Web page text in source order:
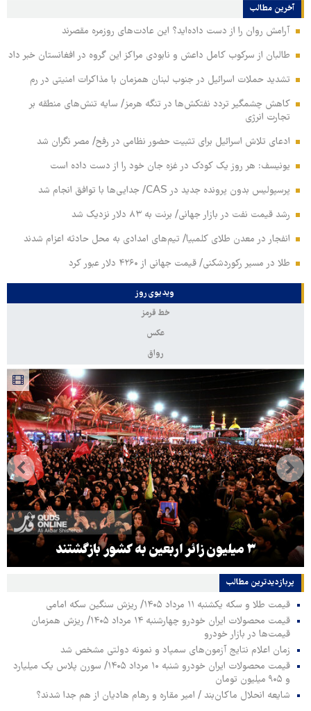
آخرین مطالب
آرامش روان را از دست داده‌اید؟ این عادت‌های روزمره مقصرند
طالبان از سرکوب کامل داعش و نابودی مراکز این گروه در افغانستان خبر داد
تشدید حملات اسرائیل در جنوب لبنان همزمان با مذاکرات امنیتی در رم
کاهش چشمگیر تردد نفتکش‌ها در تنگه هرمز/ سایه تنش‌های منطقه بر
تجارت انرژی
ادعای تلاش اسرائیل برای تثبیت حضور نظامی در رفح/ مصر نگران شد
یونیسف: هر روز یک کودک در غزه جان خود را از دست داده است
پرسپولیس بدون پرونده جدید در CAS/ جدایی‌ها با توافق انجام شد
رشد قیمت نفت در بازار جهانی/ برنت به ۸۳ دلار نزدیک شد
انفجار در معدن طلای کلمبیا/ تیم‌های امدادی به محل حادثه اعزام شدند
طلا در مسیر رکوردشکنی/ قیمت جهانی از ۴۲۶۰ دلار عبور کرد
ویدیوی روز
خط قرمز
عکس
رواق
۳ میلیون زائر اربعین به کشور بازگشتند
پربازدیدترین‌ مطالب
قیمت طلا و سکه یکشنبه ۱۱ مرداد ۱۴۰۵/ ریزش سنگین سکه امامی
قیمت محصولات ایران خودرو چهارشنبه ۱۴ مرداد ۱۴۰۵/ ریزش همزمان
قیمت‌ها در بازار خودرو
زمان اعلام نتایج آزمون‌های سمپاد و نمونه دولتی مشخص شد
قیمت محصولات ایران خودرو شنبه ۱۰ مرداد ۱۴۰۵/ سورن پلاس یک میلیارد
و ۹۰۵ میلیون تومان
شایعه انحلال ماکان‌بند / امیر مقاره و رهام هادیان از هم جدا شدند؟